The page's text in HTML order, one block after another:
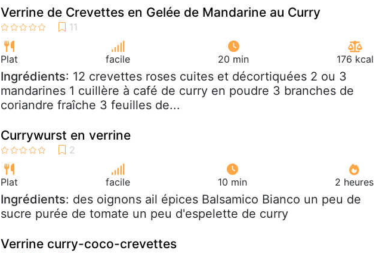
Verrine de Crevettes en Gelée de Mandarine au Curry
Plat facile 20 min 176 kcal
Ingrédients: 12 crevettes roses cuites et décortiquées 2 ou 3
mandarines 1 cuillère à café de curry en poudre 3 branches de
coriandre fraîche 3 feuilles de...
Currywurst en verrine
Plat facile 10 min 2 heures
Ingrédients: des oignons ail épices Balsamico Bianco un peu de
sucre purée de tomate un peu d'espelette de curry
Verrine curry-coco-crevettes